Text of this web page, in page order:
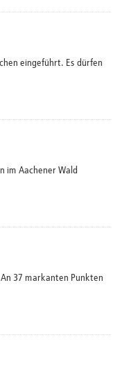
eingeführt. Es dürfen
im Aachener Wald
37 markanten Punkten